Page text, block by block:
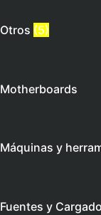
Otros (5)
Motherboards
Máquinas y
Fuentes y